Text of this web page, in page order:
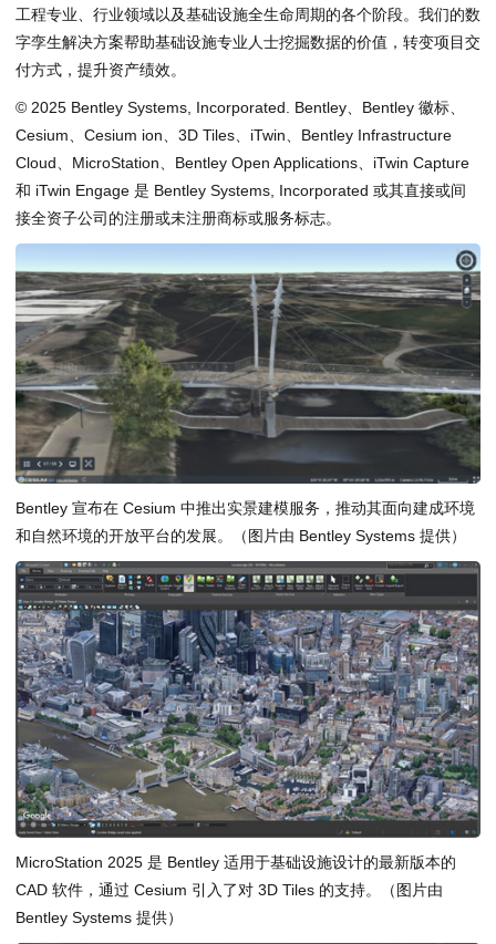
工程专业、行业领域以及基础设施全生命周期的各个阶段。我们的数
字孪生解决方案帮助基础设施专业人士挖掘数据的价值，转变项目交
付方式，提升资产绩效。
© 2025 Bentley Systems, Incorporated. Bentley、Bentley 徽标、
Cesium、Cesium ion、3D Tiles、iTwin、Bentley Infrastructure
Cloud、MicroStation、Bentley Open Applications、iTwin Capture
和 iTwin Engage 是 Bentley Systems, Incorporated 或其直接或间
接全资子公司的注册或未注册商标或服务标志。
Bentley 宣布在 Cesium 中推出实景建模服务，推动其面向建成环境
和自然环境的开放平台的发展。（图片由 Bentley Systems 提供）
MicroStation 2025 是 Bentley 适用于基础设施设计的最新版本的
CAD 软件，通过 Cesium 引入了对 3D Tiles 的支持。（图片由
Bentley Systems 提供）